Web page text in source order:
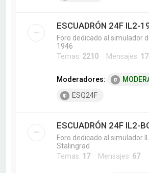
ESCUADRÓN 24F IL2-
Foro dedicado al simulador
1946
Temas: 2210 Mensajes:
Moderadores:
ESQ24F
ESCUADRÓN 24F IL2-
Foro dedicado al simulador
Stalingrad
Temas: 17Mensajes: 67